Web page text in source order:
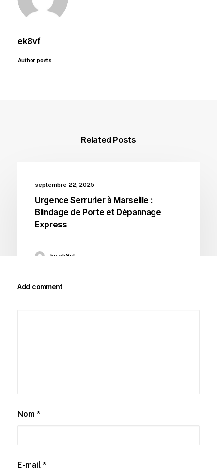
ek8vf
Author posts
Related Posts
septembre 22, 2025
Urgence Serrurier à Marseille :
Blindage de Porte et Dépannage
Express
by ek8vf
Add comment
Nom *
E-mail *